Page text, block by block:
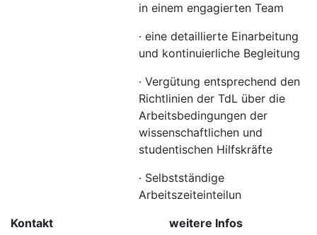
in einem engagierten Team
· eine detaillierte Einarbeitung
und kontinuierliche Begleitung
· Vergütung entsprechend den
Richtlinien der TdL über die
Arbeitsbedingungen der
wissenschaftlichen und
studentischen Hilfskräfte
· Selbstständige
Arbeitszeiteinteilun
Kontakt
weitere Infos